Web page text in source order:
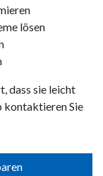
lösen
dass sie leicht
kontaktieren Sie